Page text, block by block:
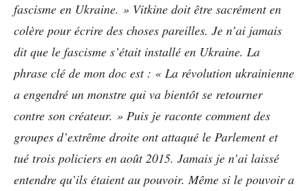
fascisme en Ukraine. » Vitkine doit être sacrément en
colère pour écrire des choses pareilles. Je n’ai jamais
dit que le fascisme s’était installé en Ukraine. La
phrase clé de mon doc est : « La révolution ukrainienne
a engendré un monstre qui va bientôt se retourner
contre son créateur. » Puis je raconte comment des
groupes d’extrême droite ont attaqué le Parlement et
tué trois policiers en août 2015. Jamais je n’ai laissé
entendre qu’ils étaient au pouvoir. Même si le pouvoir a